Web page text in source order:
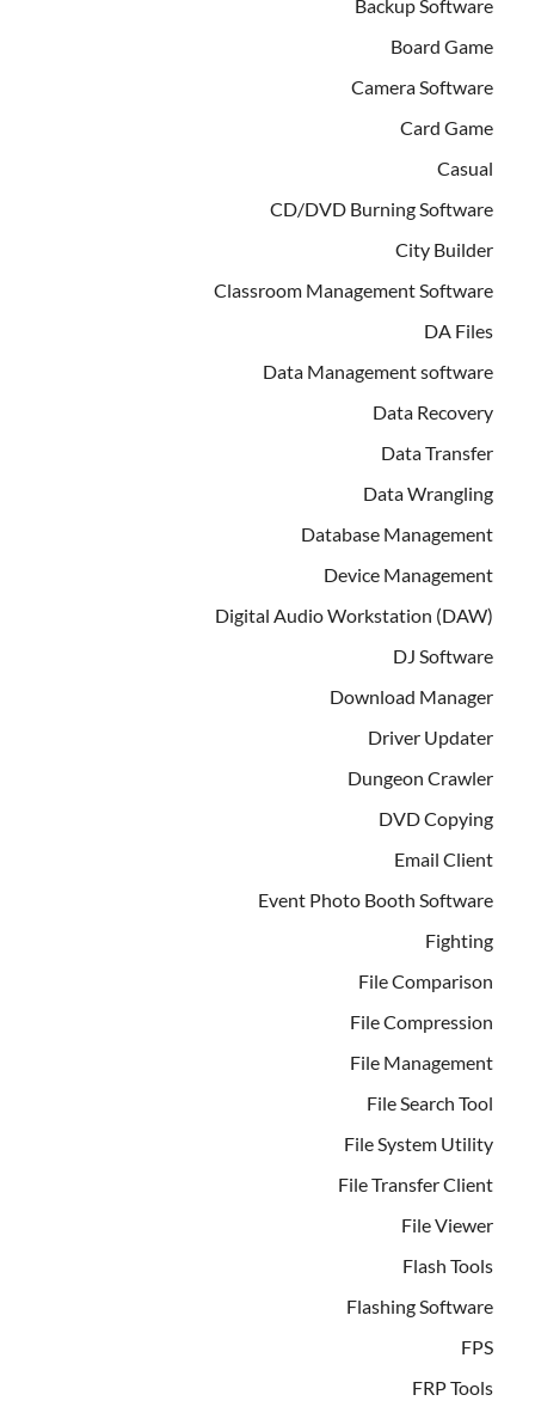
Backup Software
Board Game
Camera Software
Card Game
Casual
CD/DVD Burning Software
City Builder
Classroom Management Software
DA Files
Data Management software
Data Recovery
Data Transfer
Data Wrangling
Database Management
Device Management
Digital Audio Workstation (DAW)
DJ Software
Download Manager
Driver Updater
Dungeon Crawler
DVD Copying
Email Client
Event Photo Booth Software
Fighting
File Comparison
File Compression
File Management
File Search Tool
File System Utility
File Transfer Client
File Viewer
Flash Tools
Flashing Software
FPS
FRP Tools